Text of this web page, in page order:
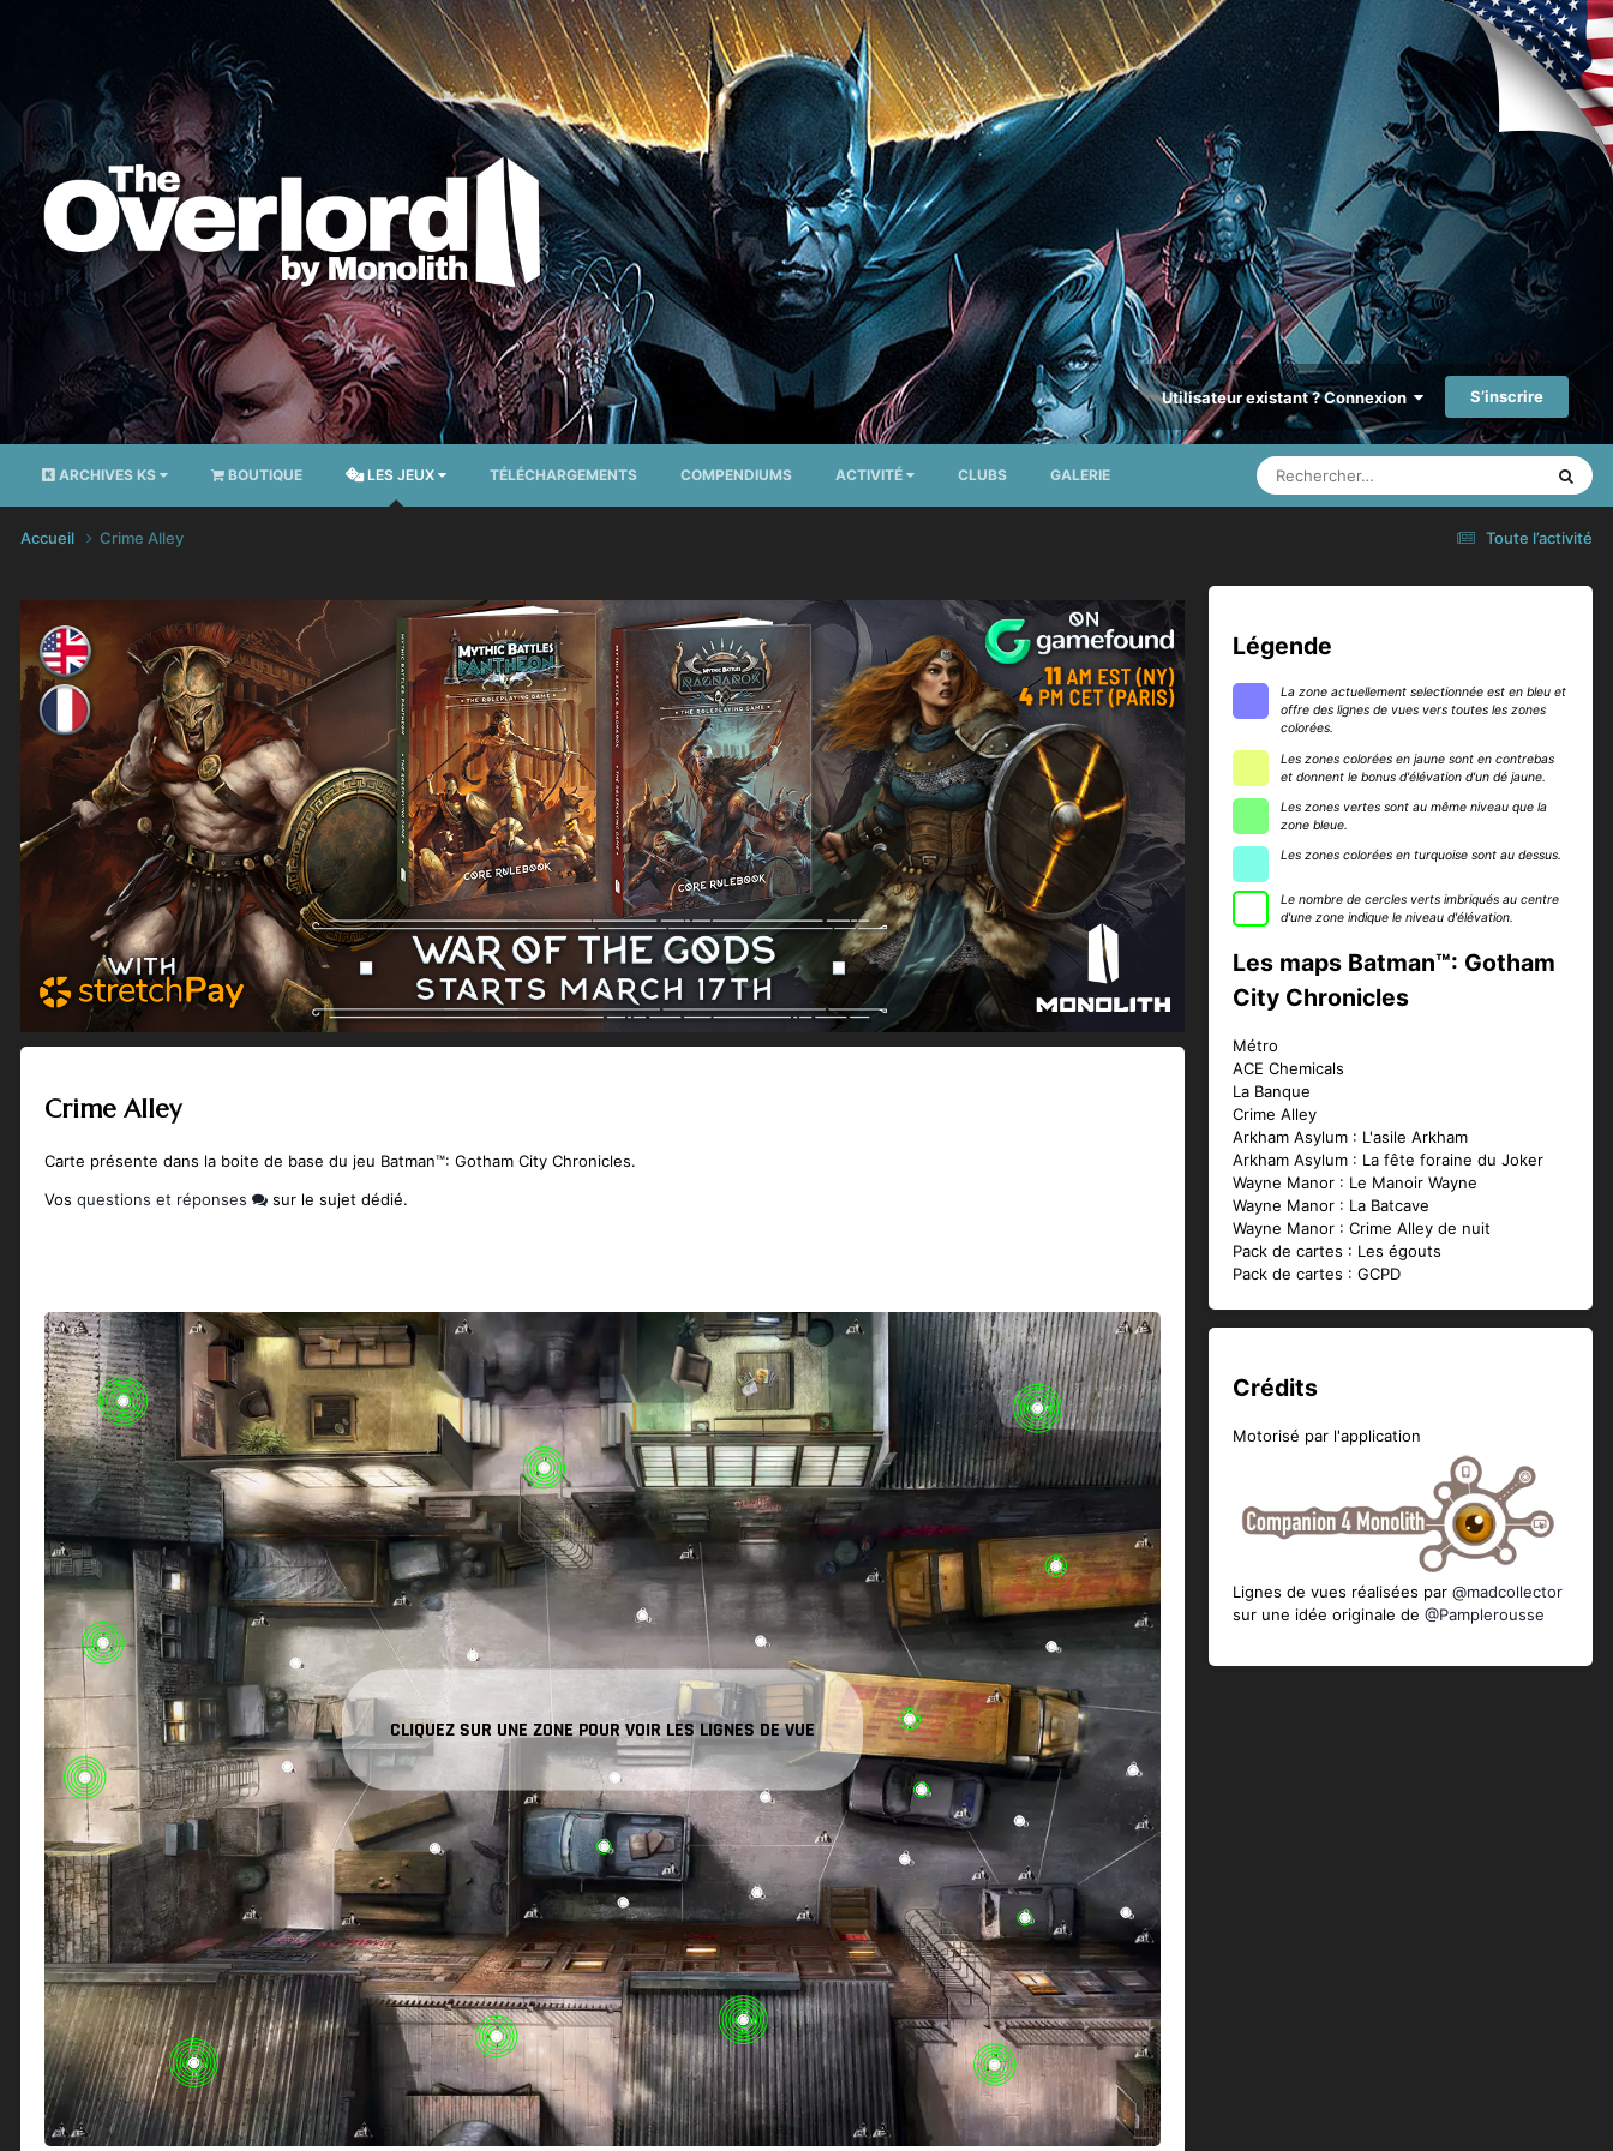
Utilisateur existant ? Connexion S’inscrire
ARCHIVES KS BOUTIQUE LES JEUX TÉLÉCHARGEMENTS COMPENDIUMS ACTIVITÉ CLUBS GALERIE
Toute l’activité
Accueil Crime Alley
Crime Alley
Carte présente dans la boite de base du jeu Batman™: Gotham City Chronicles.
Vos questions et réponses sur le sujet dédié.
Légende
La zone actuellement selectionnée est en bleu et
offre des lignes de vues vers toutes les zones
colorées.
Les zones colorées en jaune sont en contrebas
et donnent le bonus d'élévation d'un dé jaune.
Les zones vertes sont au même niveau que la
zone bleue.
Les zones colorées en turquoise sont au dessus.
Le nombre de cercles verts imbriqués au centre
d'une zone indique le niveau d'élévation.
Les maps Batman™: Gotham
City Chronicles
Métro
ACE Chemicals
La Banque
Crime Alley
Arkham Asylum : L'asile Arkham
Arkham Asylum : La fête foraine du Joker
Wayne Manor : Le Manoir Wayne
Wayne Manor : La Batcave
Wayne Manor : Crime Alley de nuit
Pack de cartes : Les égouts
Pack de cartes : GCPD
Crédits
Motorisé par l'application
Lignes de vues réalisées par @madcollector
sur une idée originale de @Pamplerousse